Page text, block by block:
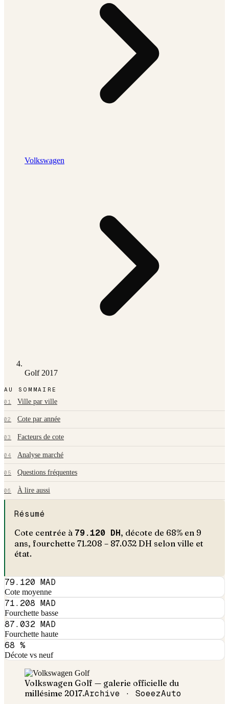
Volkswagen
Golf 2017
AU SOMMAIRE
01 Ville par ville
02 Cote par année
03 Facteurs de cote
04 Analyse marché
05 Questions fréquentes
06 À lire aussi
Résumé
Cote centrée à 79.120DH, décote de 68% en 9
ans, fourchette 71.208 – 87.032DH selon ville et
état.
79.120 MAD
Cote moyenne
71.208 MAD
Fourchette basse
87.032 MAD
Fourchette haute
68 %
Décote vs neuf
Volkswagen Golf — galerie officielle du
millésime 2017.Archive · SoeezAuto